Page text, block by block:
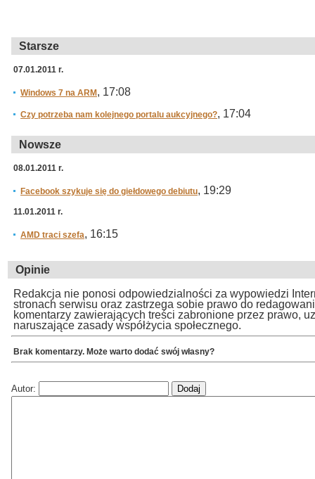
Starsze
07.01.2011 r.
Windows 7 na ARM , 17:08
Czy potrzeba nam kolejnego portalu aukcyjnego?, 17:04
Nowsze
08.01.2011 r.
Facebook szykuje się do giełdowego debiutu, 19:29
11.01.2011 r.
AMD traci szefa, 16:15
Opinie
Redakcja nie ponosi odpowiedzialności za wypowiedzi
stronach serwisu oraz zastrzega sobie prawo do
komentarzy zawierających treści zabronione przez prawo,
naruszające zasady współżycia społecznego.
Brak komentarzy. Może warto dodać swój własny?
Autor: